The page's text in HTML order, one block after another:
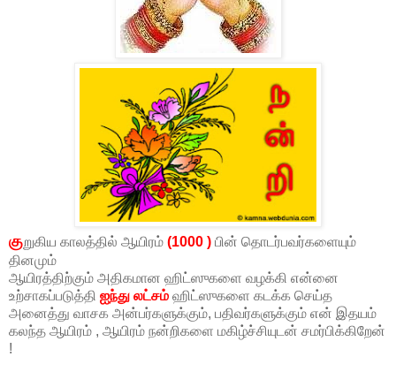
குறுகிய காலத்தில் ஆயிரம் (1000 ) பின் தொடர்பவர்களையும்
தினமும்
ஆயிரத்திற்கும் அதிகமான ஹிட்ஸுகளை வழக்கி என்னை
உற்சாகப்படுத்தி ஐந்து லட்சம் ஹிட்ஸுகளை கடக்க செய்த
அனைத்து வாசக அன்பர்களுக்கும், பதிவர்களுக்கும் என் இதயம்
கலந்த ஆயிரம் , ஆயிரம் நன்றிகளை மகிழ்ச்சியுடன் சமர்பிக்கிறேன்
!